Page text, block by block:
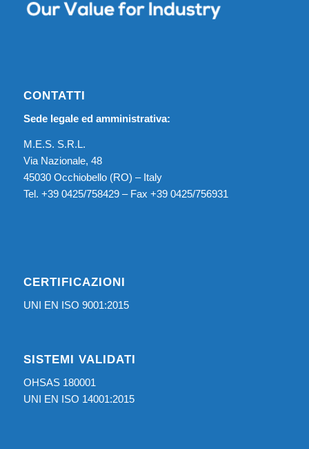
CONTATTI
Sede legale ed amministrativa:
M.E.S. S.R.L.
Via Nazionale, 48
45030 Occhiobello (RO) – Italy
Tel. +39 0425/758429 – Fax +39 0425/756931
CERTIFICAZIONI
UNI EN ISO 9001:2015
SISTEMI VALIDATI
OHSAS 180001
UNI EN ISO 14001:2015